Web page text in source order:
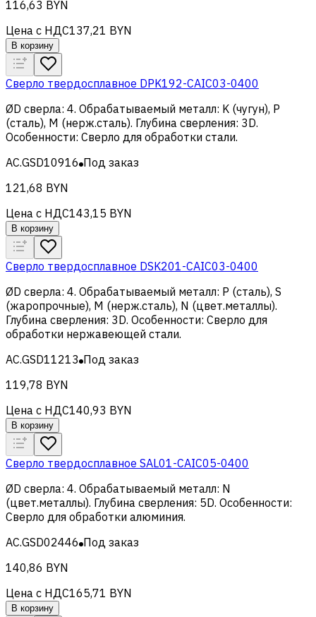
116,63 BYN
Цена с НДС137,21 BYN
В корзину
Сверло твердосплавное DPK192-CAIC03-0400
ØD сверла: 4. Обрабатываемый металл: K (чугун), Р
(сталь), M (нерж.сталь). Глубина сверления: 3D.
Особенности: Сверло для обработки стали.
AC.GSD10916 Под заказ
121,68 BYN
Цена с НДС143,15 BYN
В корзину
Сверло твердосплавное DSK201-CAIC03-0400
ØD сверла: 4. Обрабатываемый металл: Р (сталь), S
(жаропрочные), M (нерж.сталь), N (цвет.металлы).
Глубина сверления: 3D. Особенности: Сверло для
обработки нержавеющей стали.
AC.GSD11213 Под заказ
119,78 BYN
Цена с НДС140,93 BYN
В корзину
Сверло твердосплавное SAL01-CAIC05-0400
ØD сверла: 4. Обрабатываемый металл: N
(цвет.металлы). Глубина сверления: 5D. Особенности:
Сверло для обработки алюминия.
AC.GSD02446 Под заказ
140,86 BYN
Цена с НДС165,71 BYN
В корзину